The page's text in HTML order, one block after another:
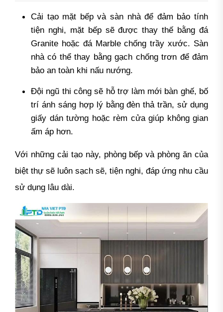
Cải tạo mặt bếp và sàn nhà để đảm bảo tính
tiện nghi, mặt bếp sẽ được thay thế bằng đá
Granite hoặc đá Marble chống trầy xước. Sàn
nhà có thể thay bằng gạch chống trơn để đảm
bảo an toàn khi nấu nướng.
Đội ngũ thi công sẽ hỗ trợ làm mới bàn ghế, bố
trí ánh sáng hợp lý bằng đèn thả trần, sử dụng
giấy dán tường hoặc rèm cửa giúp không gian
ấm áp hơn.
Với những cải tạo này, phòng bếp và phòng ăn của
biệt thự sẽ luôn sạch sẽ, tiện nghi, đáp ứng nhu cầu
sử dụng lâu dài.